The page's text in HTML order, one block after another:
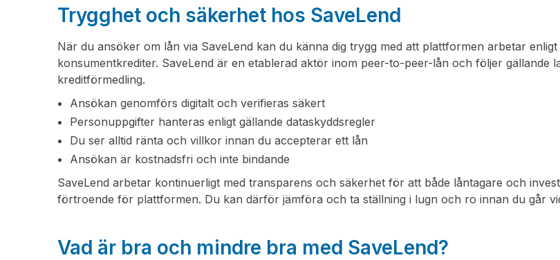
Trygghet och säkerhet hos SaveLend
När du ansöker om lån via SaveLend kan du känna dig trygg med att plattformen arbetar
konsumentkrediter. SaveLend är en etablerad aktör inom peer-to-peer-lån och följer gällande
kreditförmedling.
Ansökan genomförs digitalt och verifieras säkert
Personuppgifter hanteras enligt gällande dataskyddsregler
Du ser alltid ränta och villkor innan du accepterar ett lån
Ansökan är kostnadsfri och inte bindande
SaveLend arbetar kontinuerligt med transparens och säkerhet för att både låntagare och
förtroende för plattformen. Du kan därför jämföra och ta ställning i lugn och ro innan du går
Vad är bra och mindre bra med SaveLend?